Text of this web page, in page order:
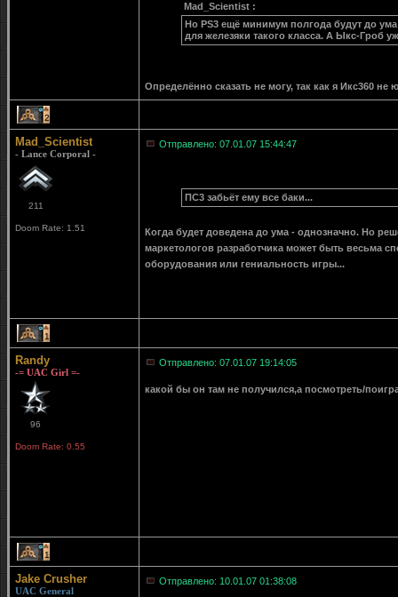
Mad_Scientist :
Но PS3 ещё минимум полгода будут до
для железяки такого класса. А Ыкс-Гроб
Определённо сказать не могу, так как я Икс360
2
Mad_Scientist
- Lance Corporal -
211
Doom Rate: 1.51
Отправлено: 07.01.07 15:44:47
ПС3 забьёт ему все баки...
Когда будет доведена до ума - однозначно. Но
маркетологов разработчика может быть весьма
оборудования или гениальность игры...
1
Randy
-= UAC Girl =-
96
Doom Rate: 0.55
Отправлено: 07.01.07 19:14:05
какой бы он там не получился,а посмотреть/
1
Jake Crusher
UAC General
Отправлено: 10.01.07 01:38:08